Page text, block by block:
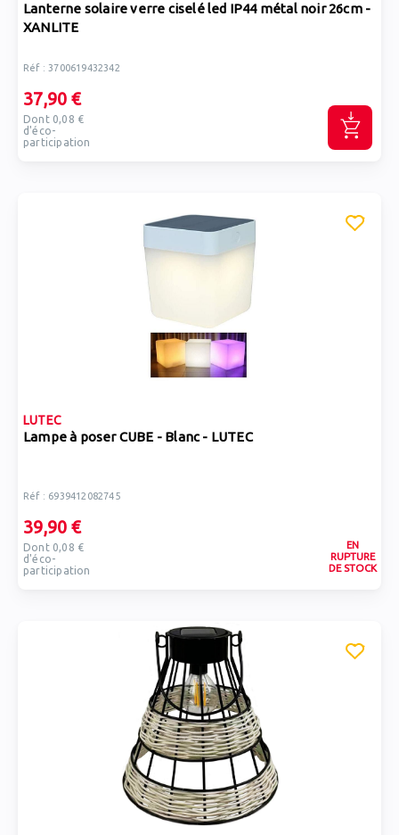
Lanterne solaire verre ciselé led IP44 métal noir 26cm -
XANLITE
Réf : 3700619432342
37,90 €
Dont 0,08 €
d'éco-
participation
LUTEC
Lampe à poser CUBE - Blanc - LUTEC
Réf : 6939412082745
39,90 €
Dont 0,08 €
d'éco-
participation
EN
RUPTURE
DE STOCK